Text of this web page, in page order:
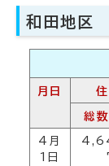
和田地区
月日
総数
4月
1日